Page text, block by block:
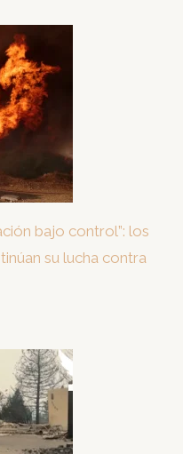
bajo control”: los
su lucha contra